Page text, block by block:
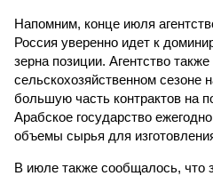
Напомним, конце июля
Россия уверенно идет к
зерна позиции. Агентство
сельскохозяйственном сезоне
большую часть контрактов на
Арабское государство
объемы сырья для
В июле также сообщалось, что